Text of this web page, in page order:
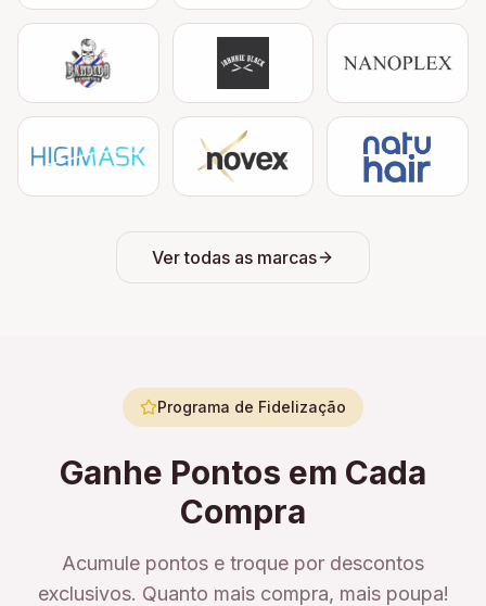
Ver todas as marcas
Programa de Fidelização
Ganhe Pontos em Cada
Compra
Acumule pontos e troque por descontos
exclusivos. Quanto mais compra, mais poupa!